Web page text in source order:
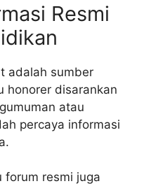
Resmi
adalah sumber
honorer disarankan
atau
percaya informasi
forum resmi juga